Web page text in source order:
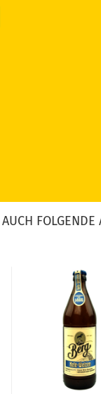
FOLGENDE